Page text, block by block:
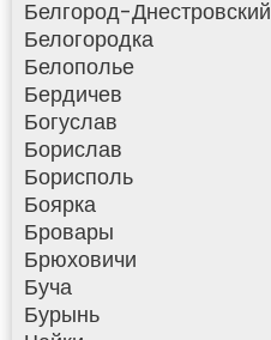
Белгород-Днестровский
Белогородка
Белополье
Бердичев
Богуслав
Борислав
Борисполь
Боярка
Бровары
Брюховичи
Буча
Бурынь